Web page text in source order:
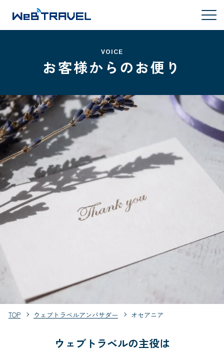
VOICE
お客様からのお便り
TOP ウェブトラベルアンバサダー オセアニア
ウェブトラベルの主役は